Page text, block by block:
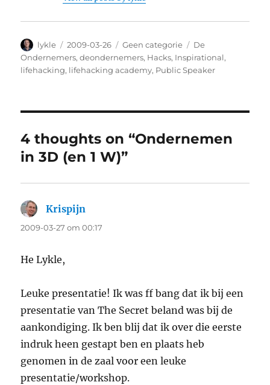
Author
lykle
Posted
on
2009-03-26 Categories
Geen categorie Tags
De
Ondernemers,deondernemers, Hacks, Inspirational,
lifehacking, lifehacking academy, Public Speaker
4 thoughts on “Ondernemen
in 3D (en 1 W)”
Krispijn
2009-03-27 om 00:17
He Lykle,
Leuke presentatie! Ik was ff bang dat ik bij een
presentatie van The Secret beland was bij de
aankondiging. Ik ben blij dat ik over die eerste
indruk heen gestapt ben en plaats heb
genomen in de zaal voor een leuke
presentatie/workshop.